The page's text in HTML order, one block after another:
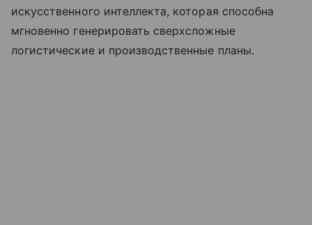
искусственного интеллекта, которая способна
мгновенно генерировать сверхсложные
логистические и производственные планы.